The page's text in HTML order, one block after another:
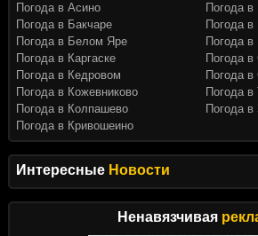
Интересные Новости
Ненавязчивая
Погода в Асино
Погода в Бакчаре
Погода в Белом Яре
Погода в Каргаске
Погода в Кедровом
Погода в Кожевниково
Погода в Колпашево
Погода в Кривошеино
Погода
Погода
Погода в
Погода в
Погода
Погода в
Погода